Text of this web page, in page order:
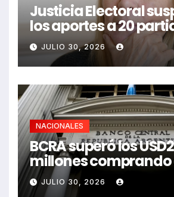
Justicia Electoral
los aportes a 20
JULIO 30, 2026
NACIONALES
BCRA superó los
millones
JULIO 30, 2026